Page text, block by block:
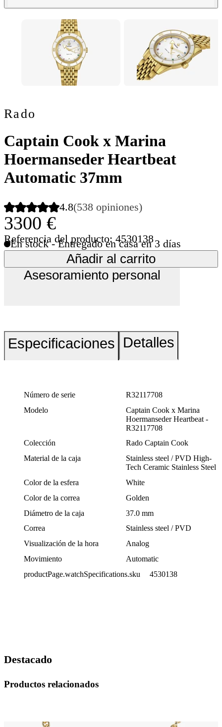
Rado
Captain Cook x Marina
Hoermanseder Heartbeat
Automatic 37mm
4.8(538 opiniones)
3300 €
Referencia del producto: 4530138
En stock - Entregado en casa en 3 días
Añadir al carrito
Asesoramiento personal
Especificaciones Detalles
Número de serie
R32117708
Modelo
Captain Cook x Marina
Hoermanseder Heartbeat -
R32117708
Colección
Rado Captain Cook
Material de la caja
Stainless steel / PVD High-
Tech Ceramic Stainless Steel
Color de la esfera
White
Color de la correa
Golden
Diámetro de la caja
37.0 mm
Correa
Stainless steel / PVD
Visualización de la hora
Analog
Movimiento
Automatic
productPage.watchSpecifications.sku
4530138
Destacado
Productos relacionados